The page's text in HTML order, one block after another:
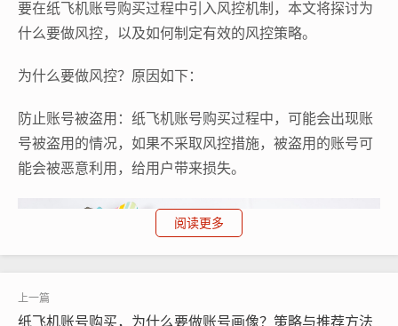
要在纸飞机账号购买过程中引入风控机制，本文将探讨为
什么要做风控，以及如何制定有效的风控策略。
为什么要做风控？原因如下：
防止账号被盗用：纸飞机账号购买过程中，可能会出现账
号被盗用的情况，如果不采取风控措施，被盗用的账号可
能会被恶意利用，给用户带来损失。
阅读更多
纸飞机账号购买，为什么要做账号画像？策略与推荐方法